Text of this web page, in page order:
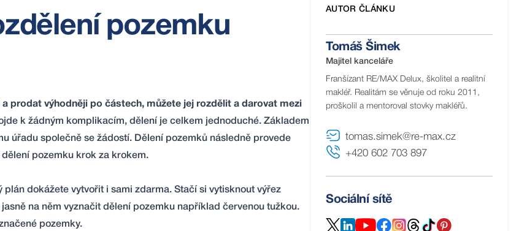
pozemku
a prodat výhodněji po částech, můžete jej rozdělit a darovat mezi
k žádným komplikacím, dělení je celkem jednoduché. Základem
úřadu společně se žádostí. Dělení pozemků následně provede
pozemku krok za krokem.
plán dokážete vytvořit i sami zdarma. Stačí si vytisknout výřez
na něm vyznačit dělení pozemku například červenou tužkou.
pozemky.
AUTOR ČLÁNKU
Tomáš Šimek
Majitel kanceláře
Franšízant RE/MAX Delux, školitel a realitní
makléř. Realitám se věnuje od roku 2011,
proškolil a mentoroval stovky makléřů.
tomas.simek@re-max.cz
+420 602 703 897
Sociální sítě